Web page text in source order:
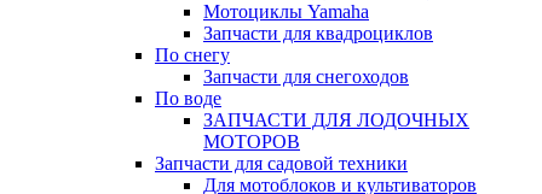
Мотоциклы Yamaha
Запчасти для квадроциклов
По снегу
Запчасти для снегоходов
По воде
ЗАПЧАСТИ ДЛЯ ЛОДОЧНЫХ
МОТОРОВ
Запчасти для садовой техники
Для мотоблоков и культиваторов